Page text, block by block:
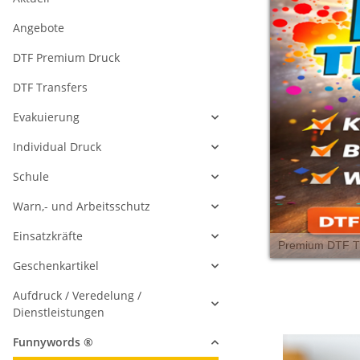
Angebote
DTF Premium Druck
DTF Transfers
Evakuierung
Individual Druck
Schule
Warn,- und Arbeitsschutz
Einsatzkräfte
Geschenkartikel
Aufdruck / Veredelung /
Dienstleistungen
Funnywords ®